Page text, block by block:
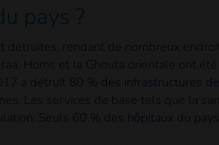
pays ?
rendant de nombreux
Homs et la Ghouta orientale ont
a détruit 80 % des infrastructures
Les services de base tels que la
Seuls 60 % des hôpitaux du